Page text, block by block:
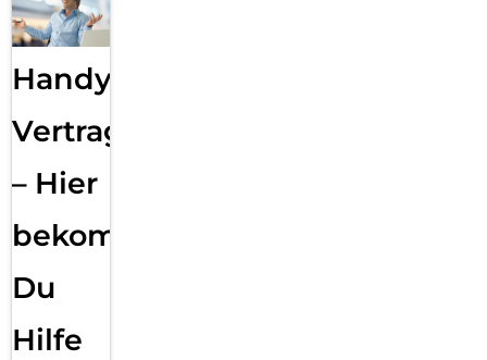
Handy
Vertragsabwicklung
– Hier
bekommst
Du
Hilfe